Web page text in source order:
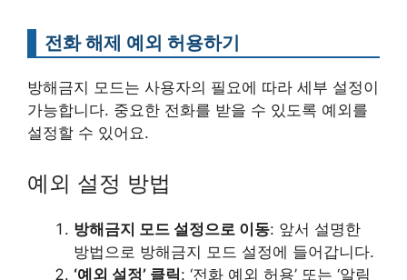
전화 해제 예외 허용하기
방해금지 모드는 사용자의 필요에 따라 세부 설정이
가능합니다. 중요한 전화를 받을 수 있도록 예외를
설정할 수 있어요.
예외 설정 방법
방해금지 모드 설정으로 이동: 앞서 설명한
방법으로 방해금지 모드 설정에 들어갑니다.
‘예외 설정’ 클릭: ‘전화 예외 허용’ 또는 ‘알림